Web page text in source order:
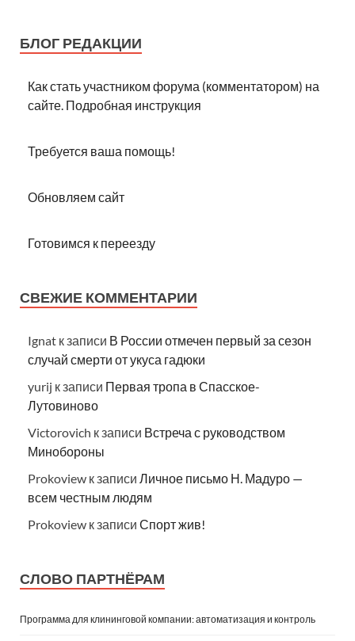
БЛОГ РЕДАКЦИИ
Как стать участником форума (комментатором) на
сайте. Подробная инструкция
Требуется ваша помощь!
Обновляем сайт
Готовимся к переезду
СВЕЖИЕ КОММЕНТАРИИ
Ignat к записи В России отмечен первый за сезон
случай смерти от укуса гадюки
yurij к записи Первая тропа в Спасское-
Лутовиново
Victorovich к записи Встреча с руководством
Минобороны
Prokoview к записи Личное письмо Н. Мадуро —
всем честным людям
Prokoview к записи Спорт жив!
СЛОВО ПАРТНЁРАМ
Программа для клининговой компании: автоматизация и контроль